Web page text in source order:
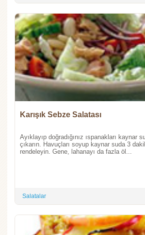
Karışık Sebze Salatası
Ayıklayıp doğradığınız ıspanakları kaynar
çıkarın. Havuçları soyup kaynar suda 3
rendeleyin. Gene, lahanayı da fazla öl...
Salatalar